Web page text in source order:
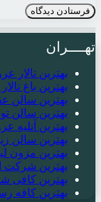
تهــــران
بهترین تالار
بهترین باغ
بهترین سالن
بهترین سالن
بهترین آتلیه
بهترین سالن
بهترین مزون
بهترین شرکت
بهترین کافی
بهترین کافه